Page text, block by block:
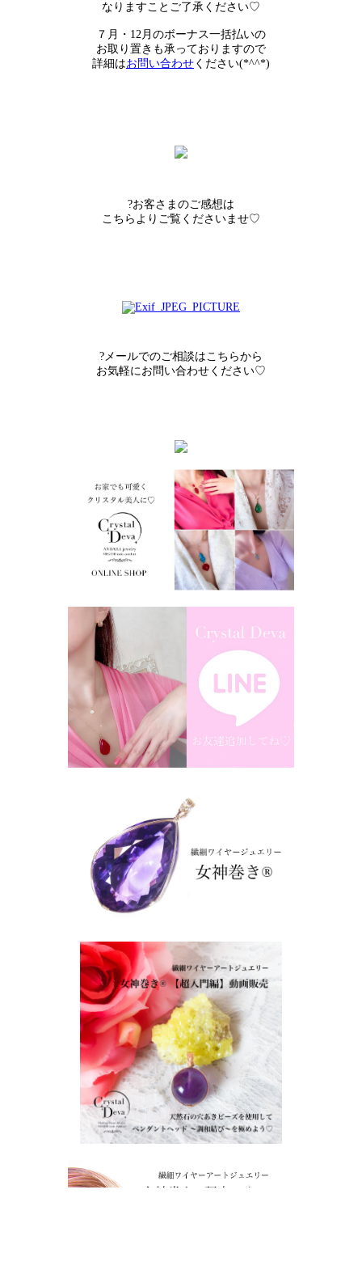
なりますことご了承ください♡
７月・12月のボーナス一括払いの
お取り置きも承っておりますので
詳細はお問い合わせ ください(*^^*)
?お客さまのご感想は
こちらよりご覧くださいませ♡
?メールでのご相談はこちらから
お気軽にお問い合わせください♡